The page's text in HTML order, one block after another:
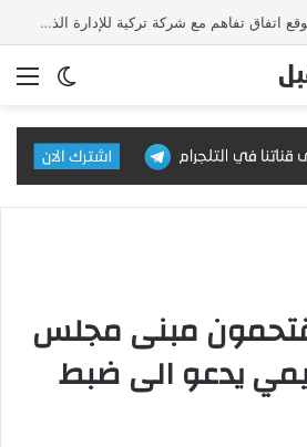
وزارة الموارد المائية توقع اتفاق تفاهم مع شركة تركية للإدارة الذكية للمياه
الوضع
مبنى مجلس
يدعو الى ضبط